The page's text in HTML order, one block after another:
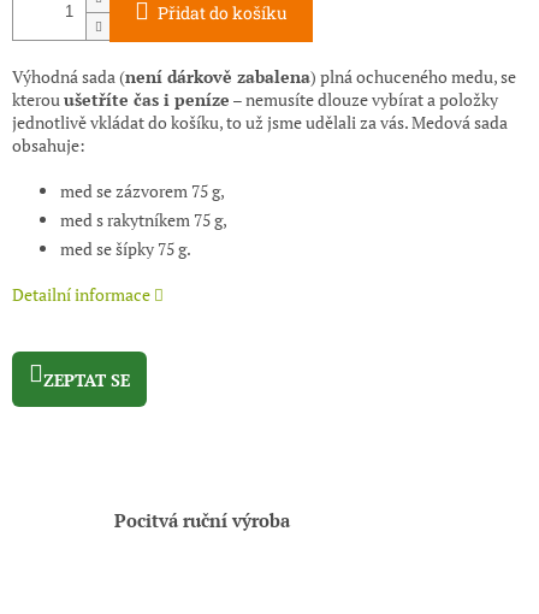
Přidat do košíku
Výhodná sada(není dárkově zabalena) plná ochuceného medu, se
kterouušetříte čas i peníze – nemusíte dlouze vybírat a položky
jednotlivě vkládat do košíku, to už jsme udělali za vás. Medová sada
obsahuje:
med se zázvorem 75 g,
med s rakytníkem 75 g,
med se šípky 75 g.
Detailní informace
ZEPTAT SE
Pocitvá ruční výroba